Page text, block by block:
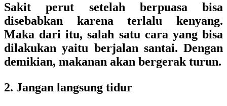
Sakit perut setelah berpuasa bisa
disebabkan karena terlalu kenyang.
Maka dari itu, salah satu cara yang bisa
dilakukan yaitu berjalan santai. Dengan
demikian, makanan akan bergerak turun.
2. Jangan langsung tidur